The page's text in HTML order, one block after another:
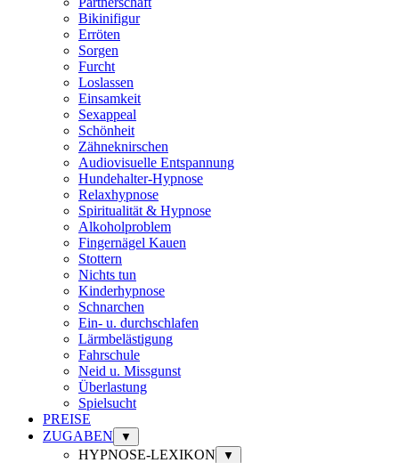
Bikinifigur
Erröten
Sorgen
Furcht
Loslassen
Einsamkeit
Sexappeal
Schönheit
Zähneknirschen
Audiovisuelle Entspannung
Hundehalter-Hypnose
Relaxhypnose
Spiritualität & Hypnose
Alkoholproblem
Fingernägel Kauen
Stottern
Nichts tun
Kinderhypnose
Schnarchen
Ein- u. durchschlafen
Lärmbelästigung
Fahrschule
Neid u. Missgunst
Überlastung
Spielsucht
PREISE
ZUGABEN
▼
HYPNOSE-LEXIKON ▼